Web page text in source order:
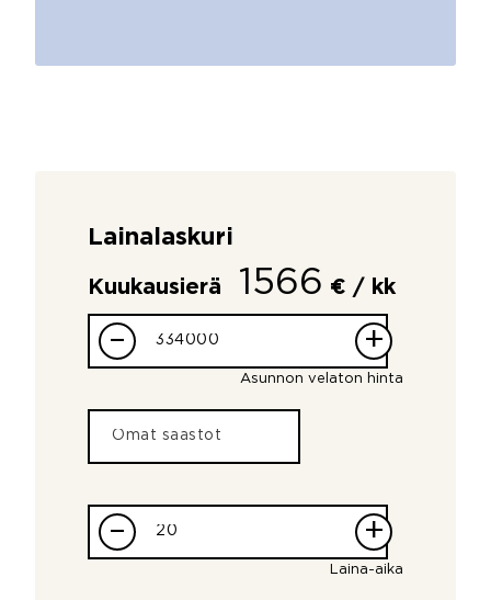
Lainalaskuri
Kuukausierä 1566 € / kk
– +
Asunnon velaton hinta
– +
Laina-aika